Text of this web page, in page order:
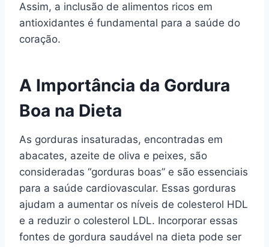
Assim, a inclusão de alimentos ricos em
antioxidantes é fundamental para a saúde do
coração.
A Importância da Gordura
Boa na Dieta
As gorduras insaturadas, encontradas em
abacates, azeite de oliva e peixes, são
consideradas “gorduras boas” e são essenciais
para a saúde cardiovascular. Essas gorduras
ajudam a aumentar os níveis de colesterol HDL
e a reduzir o colesterol LDL. Incorporar essas
fontes de gordura saudável na dieta pode ser